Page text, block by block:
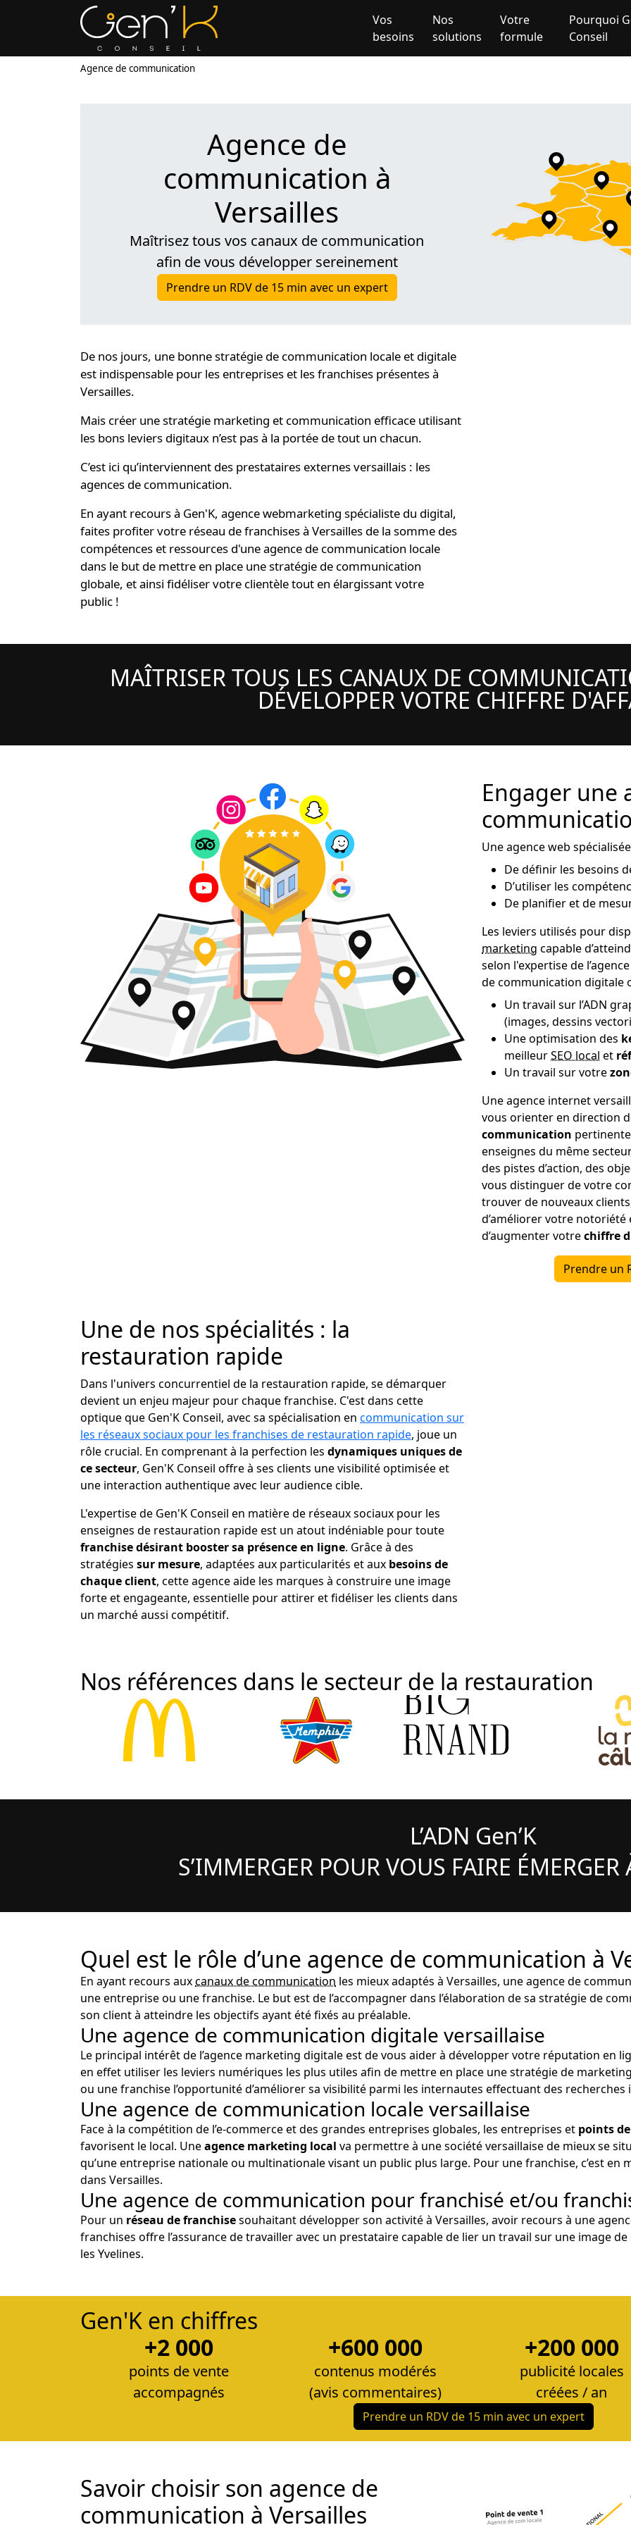
Vos
besoins
Nos
solutions
Votre
formule
Pourquoi
Conseil
Agence de communication
Agence de
communication à
Versailles
Maîtrisez tous vos canaux de communication
afin de vous développer sereinement
Prendre un RDV de 15 min avec un expert
De nos jours, une bonnestratégie de communication locale et digitale
est indispensable pour les entreprises et les franchises présentes à
Versailles.
Mais créer une stratégie marketing et communication efficace utilisant
les bons leviers digitaux n’est pas à la portée de tout un chacun.
C’est ici qu’interviennent des prestataires externes versaillais : les
agences de communication.
En ayant recours à Gen'K, agence webmarketing spécialiste du digital,
faites profiter votre réseau de franchises à Versailles de la somme des
compétences et ressources d'uneagence de communication locale
dans le but de mettre en place une stratégie de communication
globale, et ainsi fidéliser votre clientèle tout en élargissant votre
public !
MAÎTRISER TOUS LES CANAUX DE
DÉVELOPPER VOTRE CHIFFRE
Engager une
Une agence web
De définir les besoins
D’utiliser les
De planifier et de
Les leviers utilisés pour
marketing capable
selon l'expertise de
de communication digitale
Un travail sur l’ADN
(images, dessins
Une optimisation des
meilleurSEO local et
Un travail sur votre
Une agence internet
vous orienter en direction
communication
enseignes du même
des pistes d’action, des
vous distinguer de votre
trouver de nouveaux
d’améliorer votre
d’augmenter votrechiffre
Prendre un
Une de nos spécialités : la
restauration rapide
Dans l'univers concurrentiel de la restauration rapide, se démarquer
devient un enjeu majeur pour chaque franchise. C'est dans cette
optique que Gen'K Conseil, avec sa spécialisation en communication sur
les réseaux sociaux pour les franchises de restauration rapide, joue un
rôle crucial. En comprenant à la perfection les dynamiques uniques de
ce secteur, Gen'K Conseil offre à ses clients une visibilité optimisée et
une interaction authentique avec leur audience cible.
L'expertise de Gen'K Conseil en matière de réseaux sociaux pour les
enseignes de restauration rapide est un atout indéniable pour toute
franchise désirant booster sa présence en ligne. Grâce à des
stratégies sur mesure, adaptées aux particularités et aux besoins de
chaque client, cette agence aide les marques à construire une image
forte et engageante, essentielle pour attirer et fidéliser les clients dans
un marché aussi compétitif.
Nos références dans le secteur de la restauration
L’ADN Gen’K
S’IMMERGER POUR VOUS FAIRE ÉMERGER
Quel est le rôle d’une agence de communication à
En ayant recours auxcanaux de communication les mieux adaptés à Versailles, une agence de
une entreprise ou une franchise. Le but est de l’accompagner dans l’élaboration de sa stratégie de
son client à atteindre les objectifs ayant été fixés au préalable.
Une agence de communication digitale versaillaise
Le principal intérêt de l’agence marketing digitale est de vous aider à développer votre réputation en
en effet utiliser les leviers numériques les plus utiles afin de mettre en place une stratégie de
ou une franchise l’opportunité d’améliorer sa visibilité parmi les internautes effectuant des recherches
Une agence de communication locale versaillaise
Face à la compétition de l’e-commerce et des grandes entreprises globales, les entreprises et points
favorisent le local. Uneagence marketing local va permettre à une société versaillaise de mieux se
qu’une entreprise nationale ou multinationale visant un public plus large. Pour une franchise, c’est en
dans Versailles.
Une agence de communication pour franchisé et/ou
Pour un réseau de franchisesouhaitant développer son activité à Versailles, avoir recours à une
franchises offre l’assurance de travailler avec un prestataire capable de lier un travail sur une image
les Yvelines.
Gen'K en chiffres
+2 000
points de vente
accompagnés
+600 000
contenus modérés
(avis commentaires)
+200 000
publicité locales
créées / an
Prendre un RDV de 15 min avec un expert
Savoir choisir son agence de
communication à Versailles